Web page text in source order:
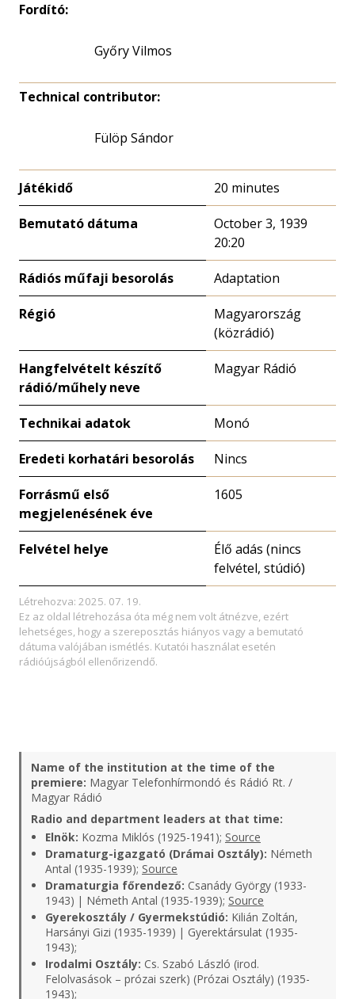
Fordító:
Győry Vilmos
Technical contributor:
Fülöp Sándor
Játékidő 20 minutes
Bemutató dátuma
October 3, 1939
20:20
Rádiós műfaji besorolás Adaptation
Régió
Magyarország
(közrádió)
Hangfelvételt készítő
rádió/műhely neve
Magyar Rádió
Technikai adatok Monó
Eredeti korhatári besorolás Nincs
Forrásmű első
megjelenésének éve
1605
Felvétel helye
Élő adás (nincs
felvétel, stúdió)
Létrehozva: 2025. 07. 19.
Ez az oldal létrehozása óta még nem volt átnézve, ezért
lehetséges, hogy a szereposztás hiányos vagy a bemutató
dátuma valójában ismétlés. Kutatói használat esetén
rádióújságból ellenőrizendő.
Name of the institution at the time of the
premiere: Magyar Telefonhírmondó és Rádió Rt. /
Magyar Rádió
Radio and department leaders at that time:
Elnök: Kozma Miklós (1925-1941); Source
Dramaturg-igazgató (Drámai Osztály): Németh
Antal (1935-1939); Source
Dramaturgia főrendező: Csanády György (1933-
1943) | Németh Antal (1935-1939); Source
Gyerekosztály / Gyermekstúdió: Kilián Zoltán,
Harsányi Gizi (1935-1939) | Gyerektársulat (1935-
1943);
Irodalmi Osztály: Cs. Szabó László (irod.
Felolvasások – prózai szerk) (Prózai Osztály) (1935-
1943);